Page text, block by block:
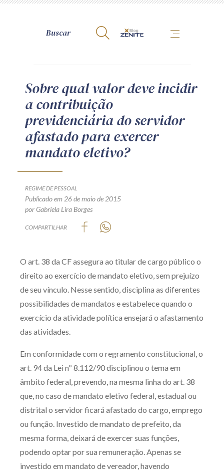
A Zênite
Como publicar conosco
Site da Zênite
Contato
Termos de uso
Encarregado (contato)
Zênite Fácil IA
Zênite Play
Orientação por Escrito
Mentoria Zênite
Capacitação
Zênite Online
Eventos presenciais
Sobre qual valor deve incidir
a contribuição
previdenciária do servidor
afastado para exercer
mandato eletivo?
REGIME DE PESSOAL
Publicado em 26 de maio de 2015
por Gabriela Lira Borges
COMPARTILHAR
O art. 38 da CF assegura ao titular de cargo público o
direito ao exercício de mandato eletivo, sem prejuízo
de seu vínculo. Nesse sentido, disciplina as diferentes
possibilidades de mandatos e estabelece quando o
exercício da atividade política ensejará o afastamento
das atividades.
Em conformidade com o regramento constitucional, o
art. 94 da Lei nº 8.112/90 disciplinou o tema em
âmbito federal, prevendo, na mesma linha do art. 38
que, no caso de mandato eletivo federal, estadual ou
distrital o servidor ficará afastado do cargo, emprego
ou função. Investido de mandato de prefeito, da
mesma forma, deixará de exercer suas funções,
podendo optar por sua remuneração. Apenas se
investido em mandato de vereador, havendo